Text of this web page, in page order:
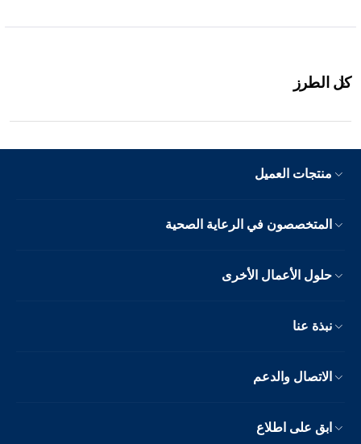
كل الطرز
منتجات العميل
المتخصصون في الرعاية الصحية
حلول الأعمال الأخرى
نبذة عنا
الاتصال والدعم
ابق على اطلاع